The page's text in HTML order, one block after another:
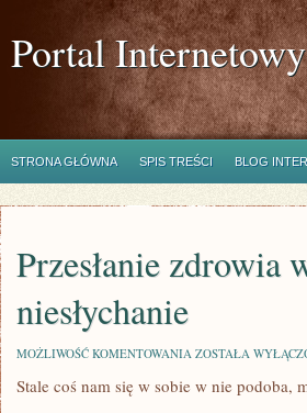
Portal Internetowy
STRONA GŁÓWNA SPIS TREŚCI BLOG
Przesłanie zdrowia
niesłychanie
MOŻLIWOŚĆ KOMENTOWANIA PRZESŁANIE
W
ZOSTAŁA
Stale coś nam się w sobie w nie